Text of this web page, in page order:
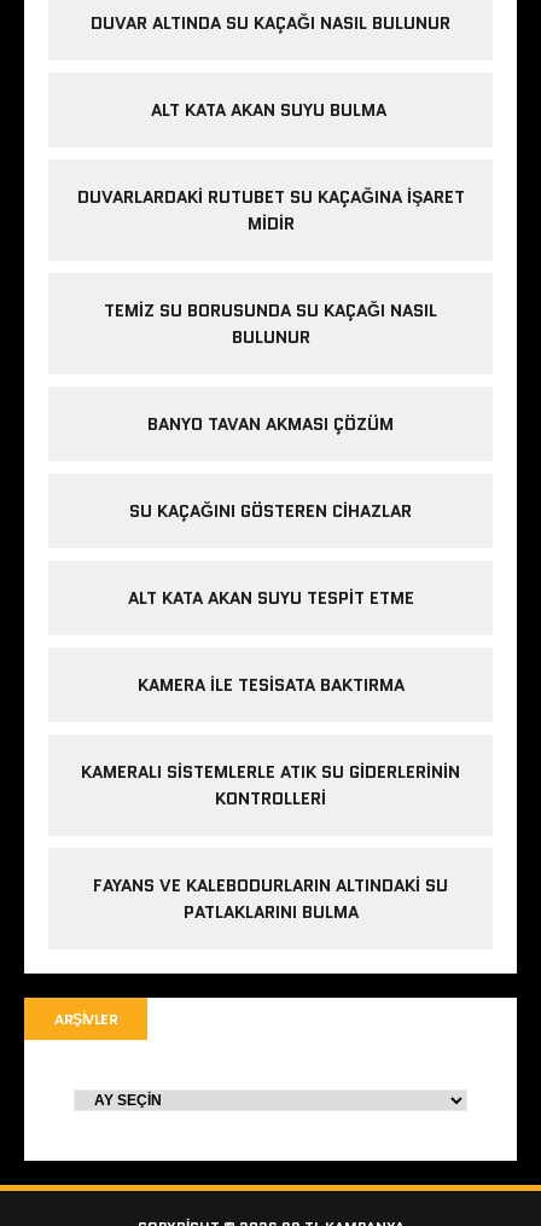
DUVAR ALTINDA SU KAÇAĞI NASIL BULUNUR
ALT KATA AKAN SUYU BULMA
DUVARLARDAKI RUTUBET SU KAÇAĞINA İŞARET
MIDIR
TEMIZ SU BORUSUNDA SU KAÇAĞI NASIL
BULUNUR
BANYO TAVAN AKMASI ÇÖZÜM
SU KAÇAĞINI GÖSTEREN CIHAZLAR
ALT KATA AKAN SUYU TESPIT ETME
KAMERA ILE TESISATA BAKTIRMA
KAMERALI SISTEMLERLE ATIK SU GIDERLERININ
KONTROLLERI
FAYANS VE KALEBODURLARIN ALTINDAKI SU
PATLAKLARINI BULMA
ARŞIVLER